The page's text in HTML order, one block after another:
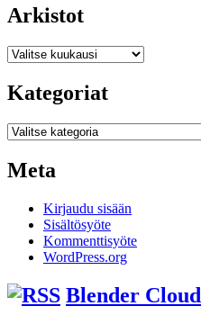
Arkistot
Arkistot
Kategoriat
Kategoriat
Meta
Kirjaudu sisään
Sisältösyöte
Kommenttisyöte
WordPress.org
Blender Cloud